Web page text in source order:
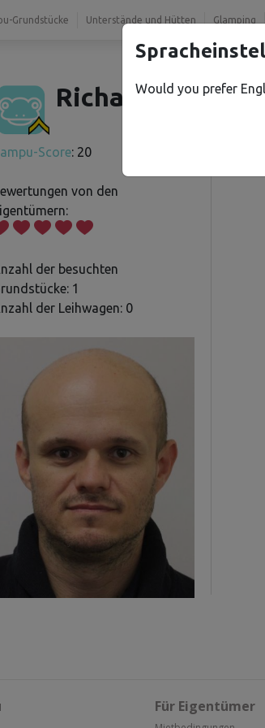
Grundstücke Unterstände und Hütten Glamping
Richard W.
Score: 20
von den
der besuchten
1
der Leihwagen: 0
Für Eigentümer
Would you prefer